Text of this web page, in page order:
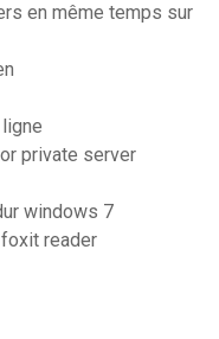
en même temps sur
private server
windows 7
reader